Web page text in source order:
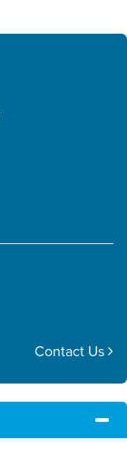
Contact Us